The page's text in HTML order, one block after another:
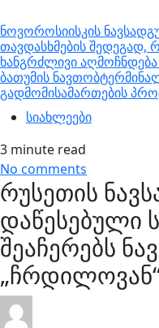
ნოვოროსიისკის
თავდასხმების
ხანგრძლივი
ბათუმის
გადმომისამართების
სიახლეები
3 minute read
No comments
რუსეთის
დაწესებული
შეაჩერებს